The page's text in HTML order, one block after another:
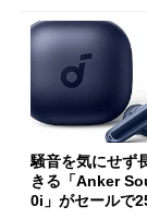
騒音を気にせず
きる「Anker
0i」がセールで